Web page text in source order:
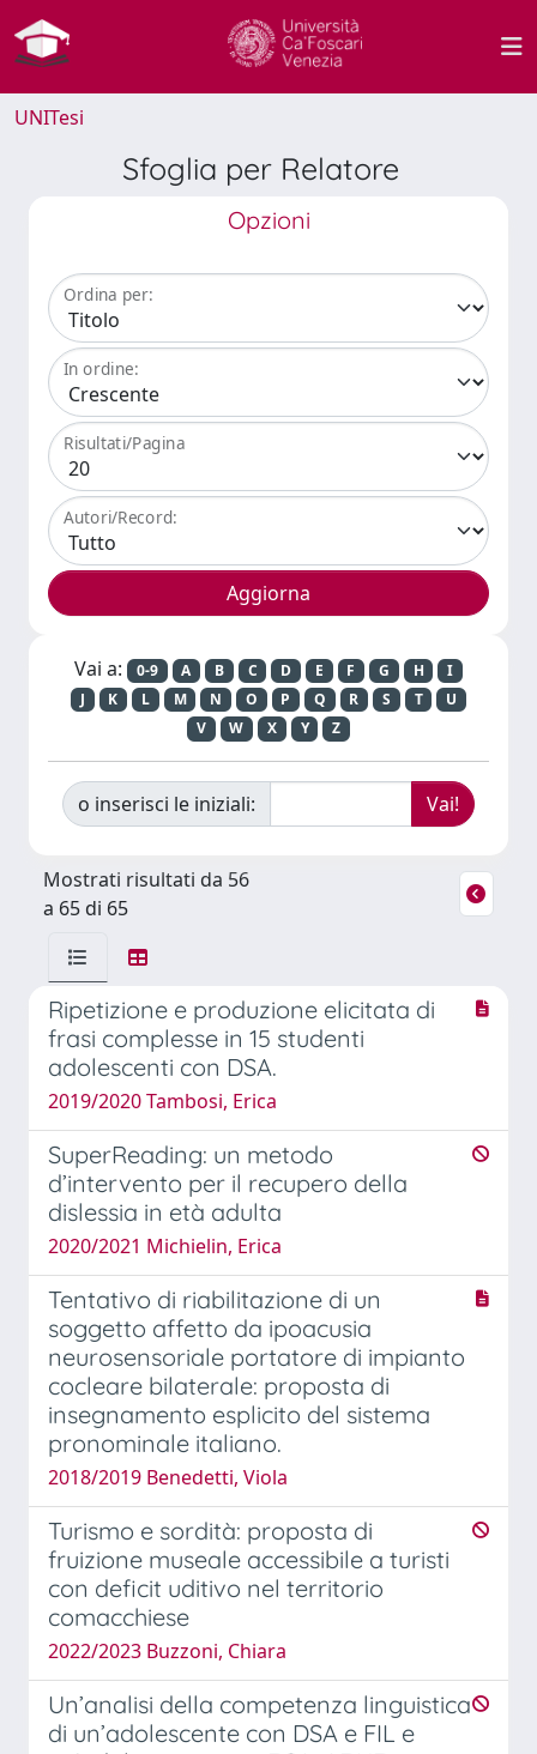
UNITesi
Sfoglia per Relatore
Opzioni
Ordina per:
In ordine:
Risultati/Pagina
Autori/Record:
Vai a: 0-9 A B C D E F G H
I
J
K L M N O P Q R S T
U
V
W X Y Z
o inserisci le iniziali:
Mostrati risultati da 56
a 65 di 65
Ripetizione e produzione elicitata di
frasi complesse in 15 studenti
adolescenti con DSA.
2019/2020 Tambosi, Erica
SuperReading: un metodo
d’intervento per il recupero della
dislessia in età adulta
2020/2021 Michielin, Erica
Tentativo di riabilitazione di un
soggetto affetto da ipoacusia
neurosensoriale portatore di impianto
cocleare bilaterale: proposta di
insegnamento esplicito del sistema
pronominale italiano.
2018/2019 Benedetti, Viola
Turismo e sordità: proposta di
fruizione museale accessibile a turisti
con deficit uditivo nel territorio
comacchiese
2022/2023 Buzzoni, Chiara
Un’analisi della competenza linguistica
di un’adolescente con DSA e FIL e